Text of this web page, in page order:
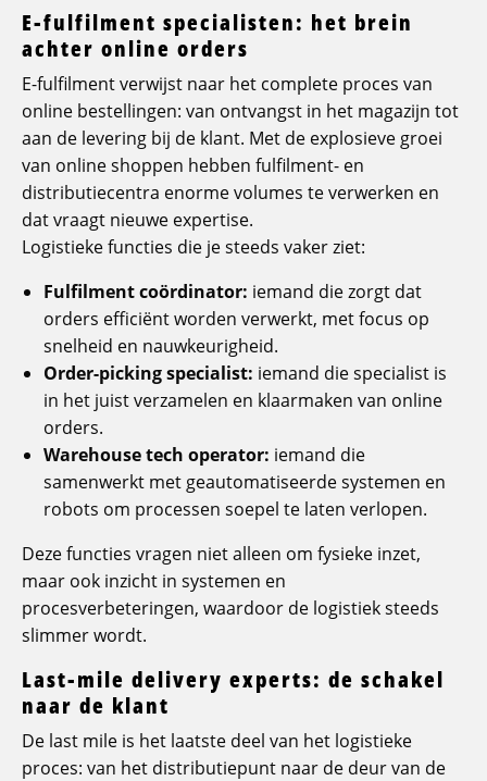
E-fulfilment specialisten: het brein
achter online orders
E-fulfilment verwijst naar het complete proces van
online bestellingen: van ontvangst in het magazijn tot
aan de levering bij de klant. Met de explosieve groei
van online shoppen hebben fulfilment- en
distributiecentra enorme volumes te verwerken en
dat vraagt nieuwe expertise.
Logistieke functies die je steeds vaker ziet:
Fulfilment coördinator: iemand die zorgt dat
orders efficiënt worden verwerkt, met focus op
snelheid en nauwkeurigheid.
Order-picking specialist: iemand die specialist is
in het juist verzamelen en klaarmaken van online
orders.
Warehouse tech operator: iemand die
samenwerkt met geautomatiseerde systemen en
robots om processen soepel te laten verlopen.
Deze functies vragen niet alleen om fysieke inzet,
maar ook inzicht in systemen en
procesverbeteringen, waardoor de logistiek steeds
slimmer wordt.
Last-mile delivery experts: de schakel
naar de klant
De last mile is het laatste deel van het logistieke
proces: van het distributiepunt naar de deur van de